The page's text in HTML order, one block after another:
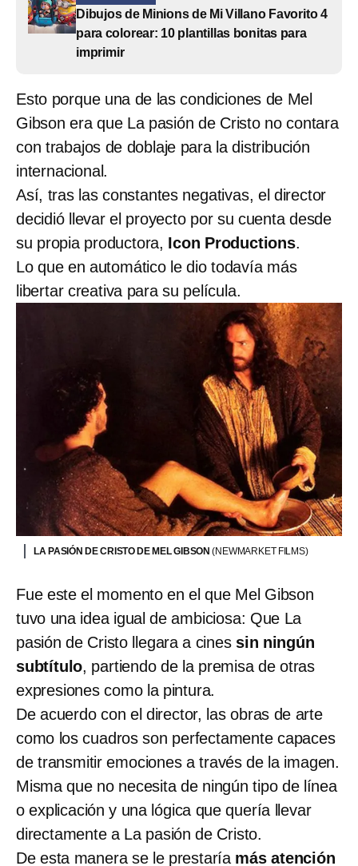
Dibujos de Minions de Mi Villano Favorito 4
para colorear: 10 plantillas bonitas para
imprimir
Esto porque una de las condiciones de Mel
Gibson era que La pasión de Cristo no contara
con trabajos de doblaje para la distribución
internacional.
Así, tras las constantes negativas, el director
decidió llevar el proyecto por su cuenta desde
su propia productora, Icon Productions.
Lo que en automático le dio todavía más
libertar creativa para su película.
LA PASIÓN DE CRISTO DE MEL GIBSON(NEWMARKET FILMS)
Fue este el momento en el que Mel Gibson
tuvo una idea igual de ambiciosa: Que La
pasión de Cristo llegara a cines sin ningún
subtítulo, partiendo de la premisa de otras
expresiones como la pintura.
De acuerdo con el director, las obras de arte
como los cuadros son perfectamente capaces
de transmitir emociones a través de la imagen.
Misma que no necesita de ningún tipo de línea
o explicación y una lógica que quería llevar
directamente a La pasión de Cristo.
De esta manera se le prestaría más atención